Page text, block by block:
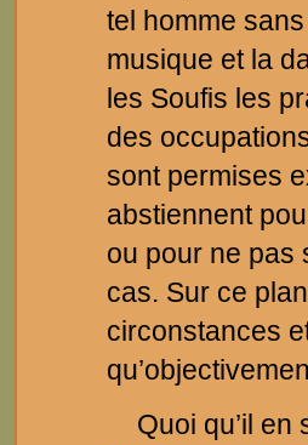
tel homme
musique et la
les Soufis les
des
sont permises
abstiennent
ou pour ne pas
cas. Sur ce
circonstances
Quoi qu’il en